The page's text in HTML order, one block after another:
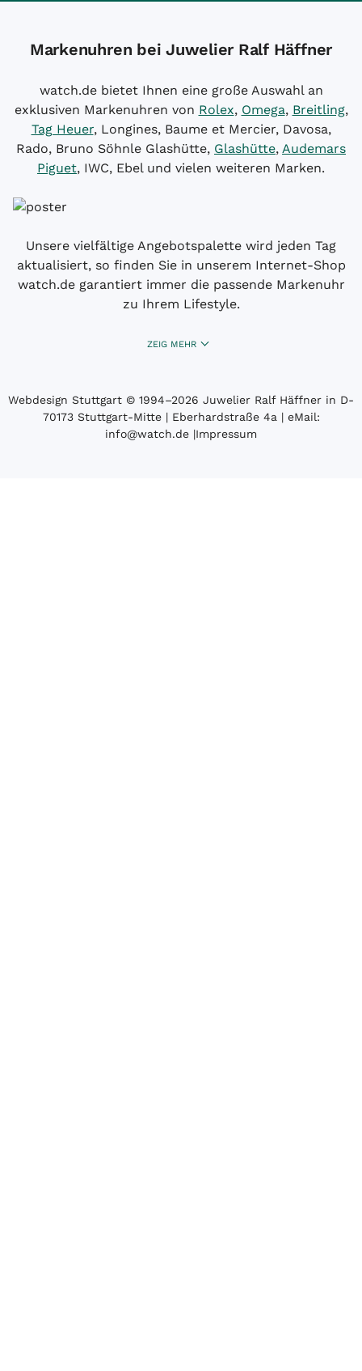
Markenuhren bei Juwelier Ralf Häffner
watch.de bietet Ihnen eine große Auswahl an
exklusiven Markenuhren von Rolex, Omega, Breitling,
Tag Heuer, Longines, Baume et Mercier, Davosa,
Rado, Bruno Söhnle Glashütte, Glashütte, Audemars
Piguet, IWC, Ebel und vielen weiteren Marken.
Unsere vielfältige Angebotspalette wird jeden Tag
aktualisiert, so finden Sie in unserem Internet-Shop
watch.de garantiert immer die passende Markenuhr
zu Ihrem Lifestyle.
ZEIG MEHR
Webdesign Stuttgart © 1994­–2026 Juwelier Ralf Häffner in D-
70173 Stuttgart-Mitte | Eberhardstraße 4a | eMail:
info@watch.de |Impressum